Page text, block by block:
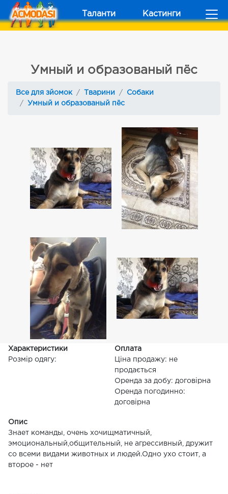
Таланти Кастинги
Умный и образованый пёс
Все для зйомок Тварини
Собаки
Умный и образованый пёс
Характеристики
Розмір одягу:
Оплата
Ціна продажу: не
продається
Оренда за добу: договірна
Оренда погодинно:
договірна
Опис
Знает команды, очень хочищматичный,
эмоциональный,общительный, не агрессивный, дружит
со всеми видами животных и людей.Одно ухо стоит, а
второе - нет